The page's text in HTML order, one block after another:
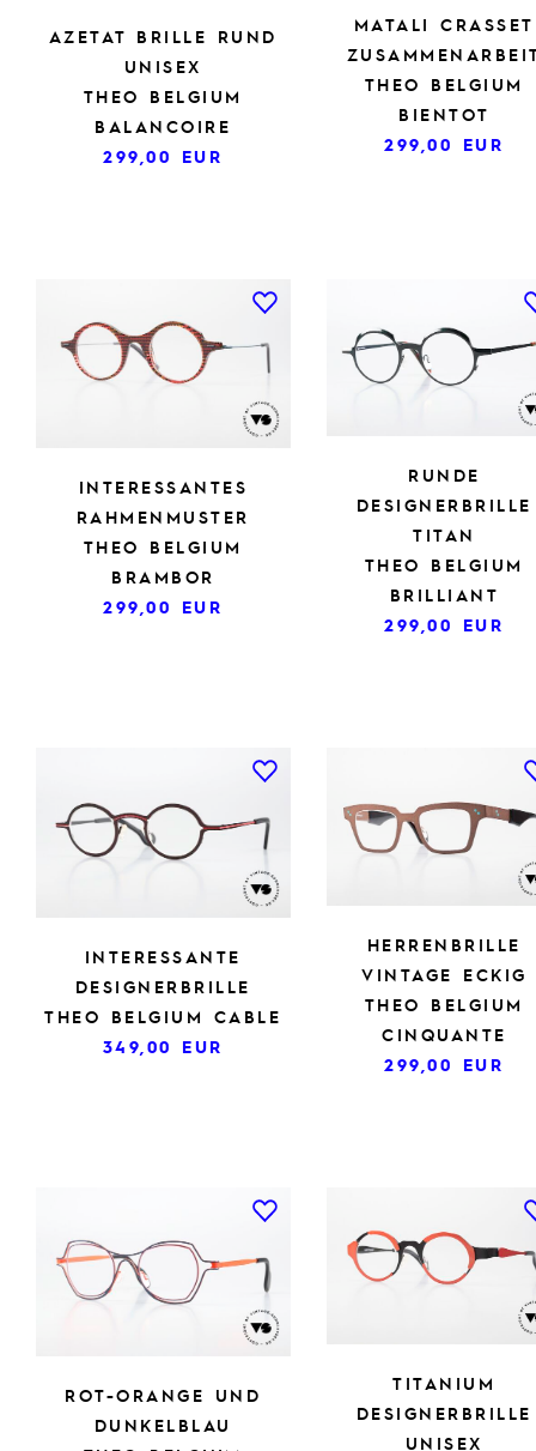
AZETAT BRILLE RUND
UNISEX
THEO BELGIUM
BALANCOIRE
299,00 EUR
MATALI CRASSET
THEO BELGIUM
BIENTOT
299,00 EUR
INTERESSANTES
RAHMENMUSTER
THEO BELGIUM
BRAMBOR
299,00 EUR
RUNDE
DESIGNERBRILLE
TITAN
THEO BELGIUM
BRILLIANT
299,00 EUR
INTERESSANTE
DESIGNERBRILLE
THEO BELGIUM CABLE
349,00 EUR
HERRENBRILLE
VINTAGE ECKIG
THEO BELGIUM
CINQUANTE
299,00 EUR
ROT-ORANGE UND
DUNKELBLAU
TITANIUM
DESIGNERBRILLE
UNISEX